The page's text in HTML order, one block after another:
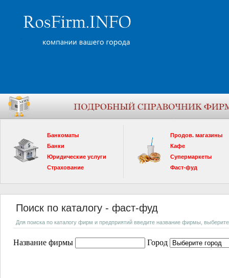
Банкоматы
Банки
Юридические услуги
Страхование
Продов. магазины
Кафе
Супермаркеты
Фаст-фуд
Поиск по каталогу - фаст-фуд
Для поиска по каталогу фирм и предприятий введите название фирмы, выберите
Название фирмы Город